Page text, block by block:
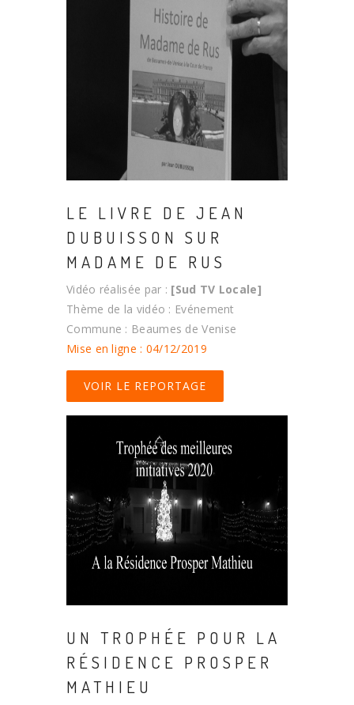
LE LIVRE DE JEAN
DUBUISSON SUR
MADAME DE RUS
Vidéo réalisée par : [Sud TV Locale]
Thème de la vidéo : Evénement
Commune : Beaumes de Venise
Mise en ligne : 04/12/2019
VOIR LE REPORTAGE
UN TROPHÉE POUR LA
RÉSIDENCE PROSPER
MATHIEU